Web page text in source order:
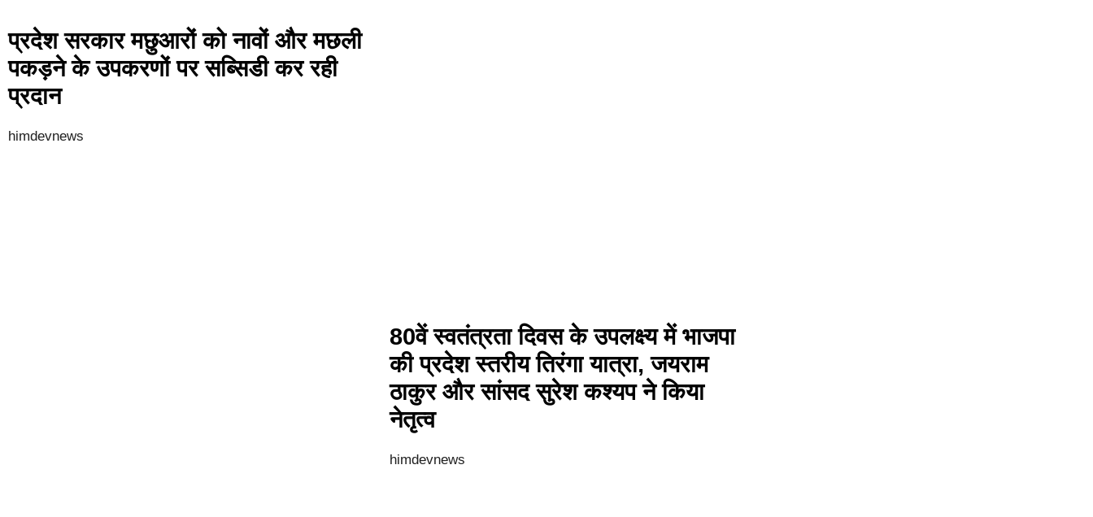
प्रदेश सरकार मछुआरों को नावों और मछली
पकड़ने के उपकरणों पर सब्सिडी कर रही
प्रदान
himdevnews
80वें स्वतंत्रता दिवस के उपलक्ष्य में भाजपा
की प्रदेश स्तरीय तिरंगा यात्रा, जयराम
ठाकुर और सांसद सुरेश कश्यप ने किया
नेतृत्व
himdevnews